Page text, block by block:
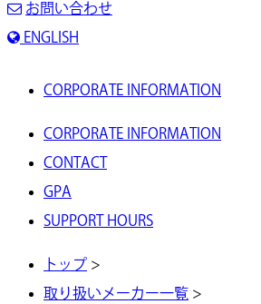
お問い合わせ
ENGLISH
CORPORATE INFORMATION
CORPORATE INFORMATION
CONTACT
GPA
SUPPORT HOURS
トップ >
取り扱いメーカー一覧 >